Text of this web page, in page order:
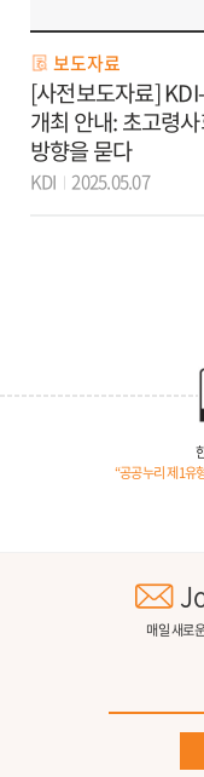
보도자료
[사전보도자료]
개최 안내: 초고령
방향을 묻다
KDI 2025.05.07
“공공누리 제1유
매일 새로